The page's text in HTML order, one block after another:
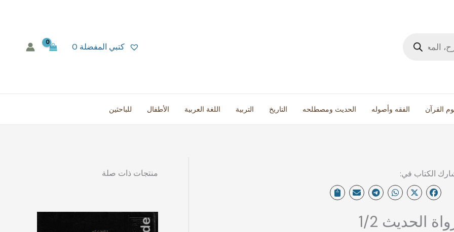
كتبي المفضلة 0
القرآن الفقه وأصوله الحديث ومصطلحه التاريخ التربية اللغة العربية الأطفال للباحثين
الحديث 1/2
منتجات ذات صلة